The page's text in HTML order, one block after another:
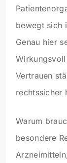
bewegt sich
Genau hier
Vertrauen
rechtssicher
Warum
besondere